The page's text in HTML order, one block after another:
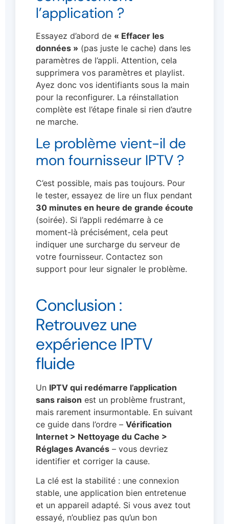
l’application ?
Essayez d’abord de « Effacer les
données » (pas juste le cache) dans les
paramètres de l’appli. Attention, cela
supprimera vos paramètres et playlist.
Ayez donc vos identifiants sous la main
pour la reconfigurer. La réinstallation
complète est l’étape finale si rien d’autre
ne marche.
Le problème vient-il de
mon fournisseur IPTV ?
C’est possible, mais pas toujours. Pour
le tester, essayez de lire un flux pendant
30 minutes en heure de grande écoute
(soirée). Si l’appli redémarre à ce
moment-là précisément, cela peut
indiquer une surcharge du serveur de
votre fournisseur. Contactez son
support pour leur signaler le problème.
Conclusion :
Retrouvez une
expérience IPTV
fluide
Un IPTV qui redémarre l’application
sans raison est un problème frustrant,
mais rarement insurmontable. En suivant
ce guide dans l’ordre – Vérification
Internet > Nettoyage du Cache >
Réglages Avancés – vous devriez
identifier et corriger la cause.
La clé est la stabilité : une connexion
stable, une application bien entretenue
et un appareil adapté. Si vous avez tout
essayé, n’oubliez pas qu’un bon